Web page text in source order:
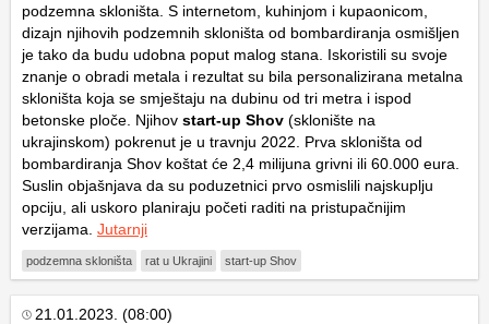
podzemna skloništa. S internetom, kuhinjom i kupaonicom,
dizajn njihovih podzemnih skloništa od bombardiranja osmišljen
je tako da budu udobna poput malog stana. Iskoristili su svoje
znanje o obradi metala i rezultat su bila personalizirana metalna
skloništa koja se smještaju na dubinu od tri metra i ispod
betonske ploče. Njihov start-up Shov (sklonište na
ukrajinskom) pokrenut je u travnju 2022. Prva skloništa od
bombardiranja Shov koštat će 2,4 milijuna grivni ili 60.000 eura.
Suslin objašnjava da su poduzetnici prvo osmislili najskuplju
opciju, ali uskoro planiraju početi raditi na pristupačnijim
verzijama. Jutarnji
podzemna skloništa rat u Ukrajini start-up Shov
21.01.2023. (08:00)